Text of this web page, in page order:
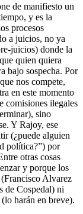
de manifiesto un
y es la
procesos
a juicios, no ya
juicios) donde la
quien quiera
bajo sospecha. Por
nos compete,
en este momento
comisiones ilegales
sino
Y Rajoy, ese
(¿puede alguien
política?”) por
otras cosas
y porque los
(Francisco Alvarez
de Cospedal) ni
harán en breve).